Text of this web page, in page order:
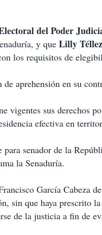
del Poder
y que Lilly Téllez
los requisitos de
aprehensión en su
vigentes sus derechos
efectiva en
senador de la
la Senaduría.
García Cabeza
sin que haya prescrito
de la justicia a fin de